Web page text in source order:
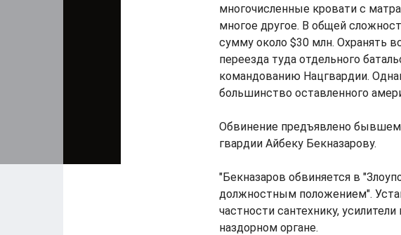
многочисленные кровати с
многое другое. В общей
сумму около $30 млн. Охранять
переезда туда отдельного
командованию Нацгвардии.
большинство оставленного
Обвинение предъявлено
гвардии Айбеку Бекназарову.
"Бекназаров обвиняется в
должностным положением".
частности сантехнику,
наздорном органе.